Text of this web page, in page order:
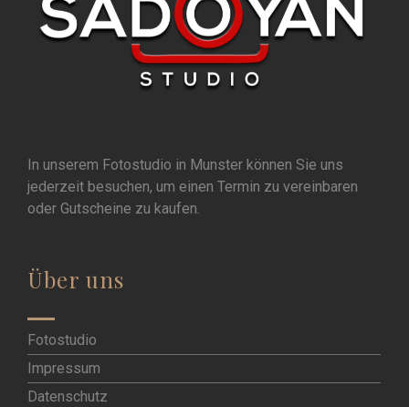
In unserem Fotostudio in Munster können Sie uns
jederzeit besuchen, um einen Termin zu vereinbaren
oder Gutscheine zu kaufen.
Über uns
Fotostudio
Impressum
Datenschutz